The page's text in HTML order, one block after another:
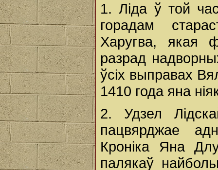
1. Ліда ў той
горадам
Харугва, якая
разрад
ўсіх выправах
1410 года яна
2. Удзел
пацвярджае
Кроніка Яна
палякаў